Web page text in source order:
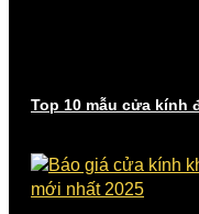
Top 10 mẫu cửa kính